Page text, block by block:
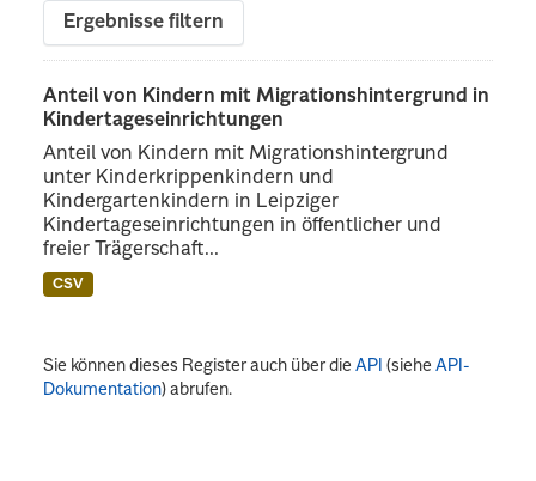
Ergebnisse filtern
Anteil von Kindern mit Migrationshintergrund in
Kindertageseinrichtungen
Anteil von Kindern mit Migrationshintergrund
unter Kinderkrippenkindern und
Kindergartenkindern in Leipziger
Kindertageseinrichtungen in öffentlicher und
freier Trägerschaft...
CSV
Sie können dieses Register auch über dieAPI (sieheAPI-
Dokumentation) abrufen.